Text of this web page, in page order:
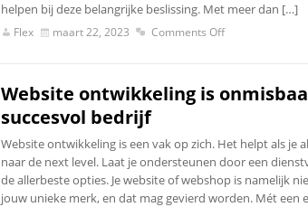
helpen bij deze belangrijke beslissing. Met meer dan […]
Flex maart 22, 2023 Comments Off
Website ontwikkeling is
succesvol bedrijf
Website ontwikkeling is een vak op zich. Het helpt als je
naar de next level. Laat je ondersteunen door een
de allerbeste opties. Je website of webshop is namelijk
jouw unieke merk, en dat mag gevierd worden. Mét een